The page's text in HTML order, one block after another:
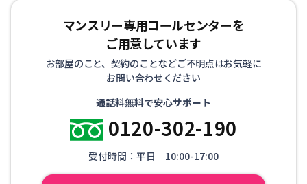
マンスリー専用コールセンターを
ご用意しています
お部屋のこと、契約のことなどご不明点はお気軽に
お問い合わせください
通話料無料で安心サポート
0120-302-190
受付時間：平日 10:00-17:00